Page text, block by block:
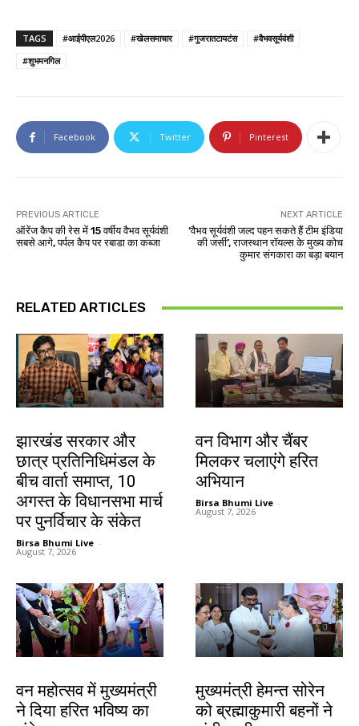
TAGS #आईपीएल2026 #खेलसमाचार #गुजरातटायटंस
#वैभवसूर्यवंशी
#शुभमनगिल
Facebook Twitter Pinterest
PREVIOUS ARTICLE
ऑरेंज कैप की रेस में 15 वर्षीय वैभव सूर्यवंशी
सबसे आगे, पर्पल कैप पर रबाडा का कब्जा
NEXT ARTICLE
‘वैभव सूर्यवंशी जल्द पहन सकते हैं टीम इंडिया
की जर्सी’, राजस्थान रॉयल्स के मुख्य कोच
कुमार संगकारा का बड़ा बयान
RELATED ARTICLES
झारखंड सरकार और
छात्र प्रतिनिधिमंडल के
बीच वार्ता समाप्त, 10
अगस्त के विधानसभा मार्च
पर पुनर्विचार के संकेत
Birsa Bhumi Live -
August 7, 2026
वन विभाग और चैंबर
मिलकर चलाएंगे हरित
अभियान
Birsa Bhumi Live -
August 7, 2026
वन महोत्सव में मुख्यमंत्री
ने दिया हरित भविष्य का
मुख्यमंत्री हेमन्त सोरेन
को ब्रह्माकुमारी बहनों ने